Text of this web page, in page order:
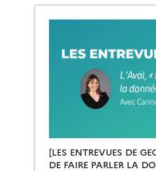
[LES ENTREVUES DE
DE FAIRE PARLER LA